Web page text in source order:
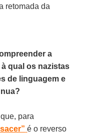
retomada da
a
qual os nazistas
de linguagem e
para
é o reverso